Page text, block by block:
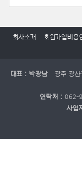
회사소개 회원가입비용
대표 : 박광남 광주 광
연락처 : 062-
사업